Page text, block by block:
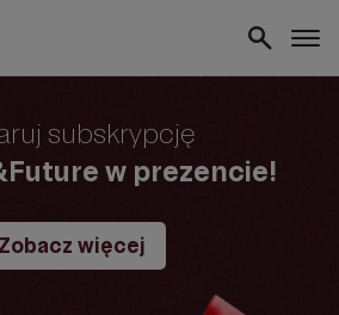
subskrypcję
w prezencie!
Zobacz więcej